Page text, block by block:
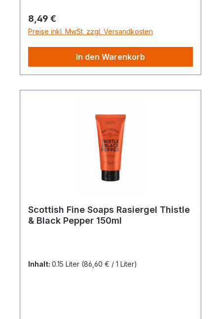
Regulärer Preis:
8,49 €
Preise inkl. MwSt. zzgl. Versandkosten
In den Warenkorb
Scottish Fine Soaps Rasiergel Thistle
& Black Pepper 150ml
Inhalt: 0.15 Liter (86,60 € / 1 Liter)